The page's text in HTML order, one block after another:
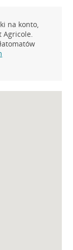
na konto,
Agricole.